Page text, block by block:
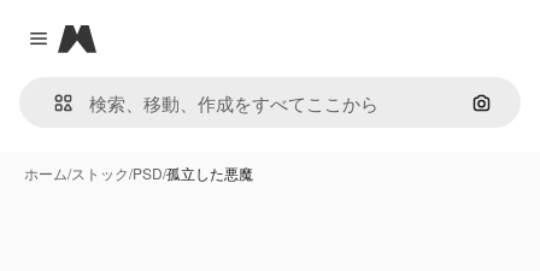
Close menu
Magnific
画像で
ホーム/ストック/PSD/孤立した悪魔